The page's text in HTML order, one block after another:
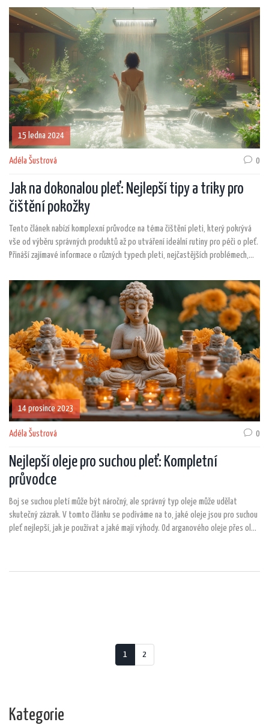
běžnými příčinami suché pokožky a poskytuje praktické rady, jak tyto problémy
řešit zevnitř i zvenčí.
15 ledna 2024
Adéla Šustrová 0
Jak na dokonalou pleť: Nejlepší tipy a triky pro
čištění pokožky
Tento článek nabízí komplexní průvodce na téma čištění pleti, který pokrývá
vše od výběru správných produktů až po utváření ideální rutiny pro péči o pleť.
Přináší zajímavé informace o různých typech pleti, nejčastějších problémech,
tipy a triky, které vám pomohou udržet vaši pleť zdravou a zářivou.
14 prosince 2023
Adéla Šustrová 0
Nejlepší oleje pro suchou pleť: Kompletní
průvodce
Boj se suchou pletí může být náročný, ale správný typ oleje může udělat
skutečný zázrak. V tomto článku se podíváme na to, jaké oleje jsou pro suchou
pleť nejlepší, jak je používat a jaké mají výhody. Od arganového oleje přes olej
1 2
Kategorie